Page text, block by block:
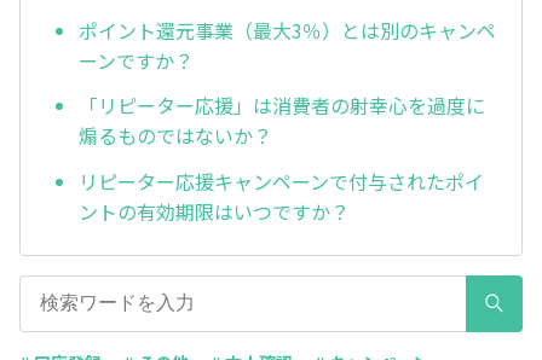
ポイント還元事業（最大3％）とは別のキャンペ
ーンですか？
「リピーター応援」は消費者の射幸心を過度に
煽るものではないか？
リピーター応援キャンペーンで付与されたポイ
ントの有効期限はいつですか？